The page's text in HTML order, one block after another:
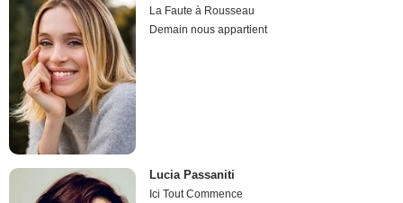
La Faute à Rousseau
Demain nous appartient
Lucia Passaniti
Ici Tout Commence